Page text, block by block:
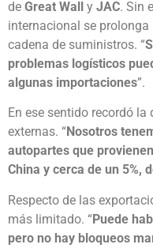
de Great Wall y JAC. Sin
internacional se
cadena de suministros. “
problemas logísticos
algunas importaciones”.
En ese sentido recordó
externas. “Nosotros
autopartes que
China y cerca de un 5%,
Respecto de las
más limitado. “Puede
pero no hay bloqueos